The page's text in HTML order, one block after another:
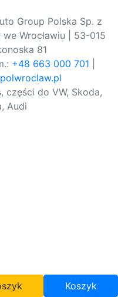
Group Polska Sp. z
Wrocławiu | 53-015
81
+48 663 000 701
części do VW, Skoda,
Audi
Koszyk